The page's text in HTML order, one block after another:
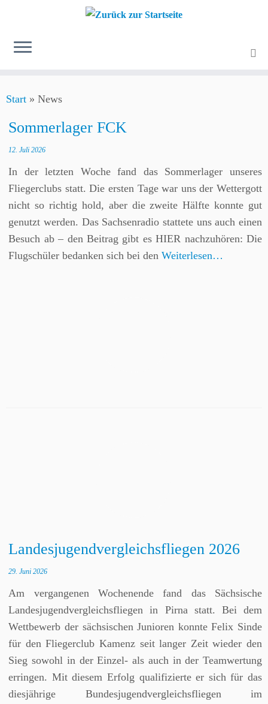
Inhalt
Start » News
Sommerlager FCK
12. Juli 2026
In der letzten Woche fand das Sommerlager unseres
Fliegerclubs statt. Die ersten Tage war uns der Wettergott
nicht so richtig hold, aber die zweite Hälfte konnte gut
genutzt werden. Das Sachsenradio stattete uns auch einen
Besuch ab – den Beitrag gibt es HIER nachzuhören: Die
Flugschüler bedanken sich bei denWeiterlesen…
Landesjugendvergleichsfliegen 2026
29. Juni 2026
Am vergangenen Wochenende fand das Sächsische
Landesjugendvergleichsfliegen in Pirna statt. Bei dem
Wettbewerb der sächsischen Junioren konnte Felix Sinde
für den Fliegerclub Kamenz seit langer Zeit wieder den
Sieg sowohl in der Einzel- als auch in der Teamwertung
erringen. Mit diesem Erfolg qualifizierte er sich für das
diesjährige Bundesjugendvergleichsfliegen im